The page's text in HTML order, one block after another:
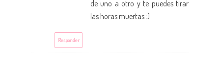
de uno a otro y te puedes tirar
las horas muertas :)
Responder